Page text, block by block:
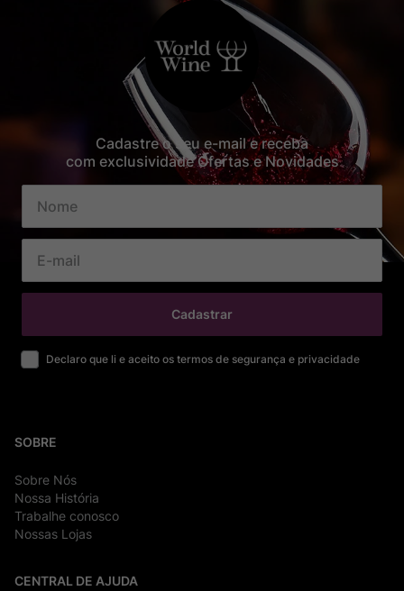
Cadastre o seu e-mail e receba
com exclusividade Ofertas e Novidades
Cadastrar
Declaro que li e aceito os termos de segurança e privacidade
SOBRE
Sobre Nós
Nossa História
Trabalhe conosco
Nossas Lojas
CENTRAL DE AJUDA